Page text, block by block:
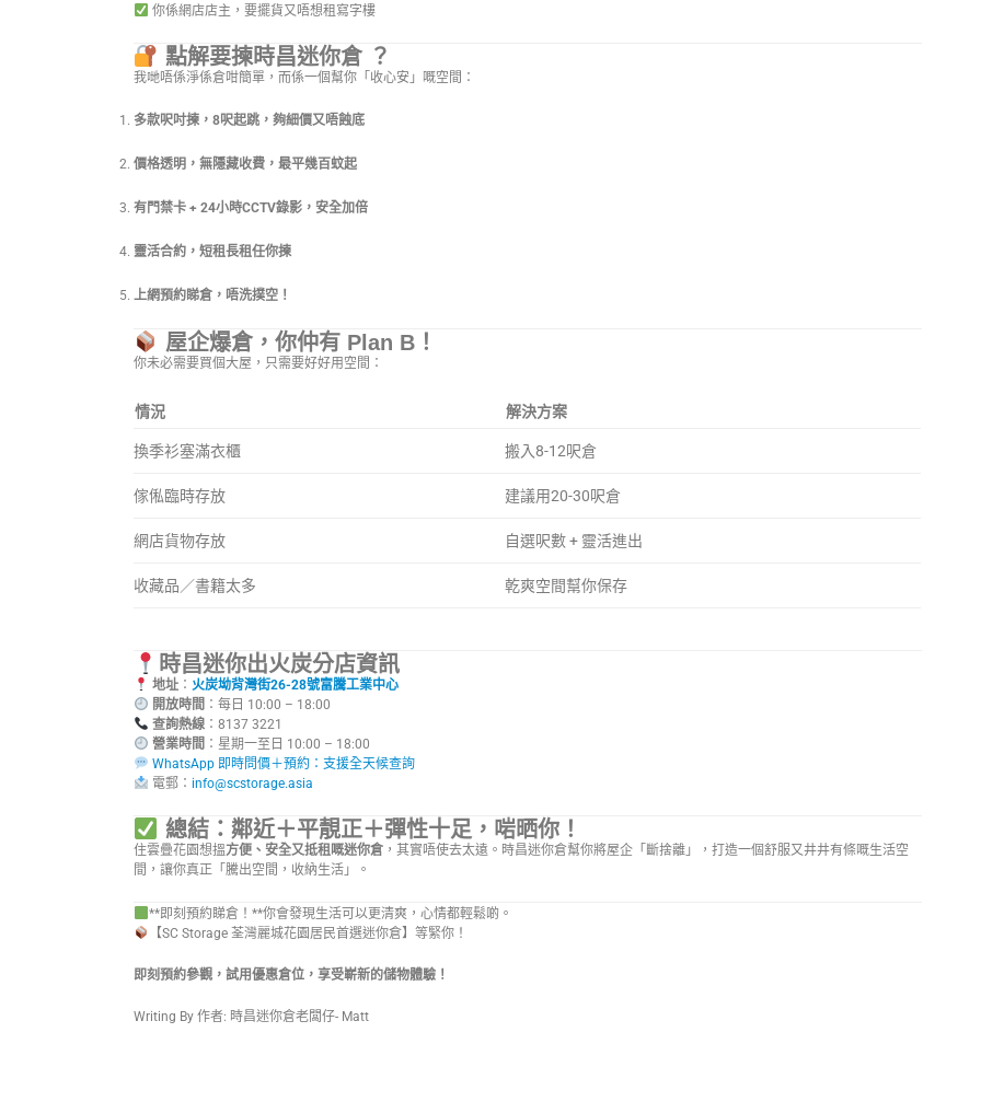
你係網店店主，要擺貨又唔想租寫字樓
點解要揀時昌迷你倉 ？
我哋唔係淨係倉咁簡單，而係一個幫你「收心安」嘅空間：
多款呎吋揀，8呎起跳，夠細價又唔蝕底
價格透明，無隱藏收費，最平幾百蚊起
有門禁卡 + 24小時CCTV錄影，安全加倍
靈活合約，短租長租任你揀
上網預約睇倉，唔洗撲空！
屋企爆倉，你仲有 Plan B！
你未必需要買個大屋，只需要好好用空間：
情況 解決方案
換季衫塞滿衣櫃 搬入8-12呎倉
傢俬臨時存放 建議用20-30呎倉
網店貨物存放 自選呎數 + 靈活進出
收藏品／書籍太多 乾爽空間幫你保存
時昌迷你出火炭分店資訊
地址： 火炭坳背灣街26-28號富騰工業中心
開放時間 ：每日 10:00 – 18:00
查詢熱線：8137 3221
營業時間 ：星期一至日 10:00 – 18:00
WhatsApp 即時問價＋預約：支援全天候查詢
電郵： info@scstorage.asia
總結：鄰近＋平靚正＋彈性十足，啱晒你！
住雲疊花園想搵方便、安全又抵租嘅迷你倉 ，其實唔使去太遠。時昌迷你倉幫你將屋企「斷捨離」，打造一個舒服又井井有條嘅生活空
間，讓你真正「騰出空間，收納生活」。
**即刻預約睇倉！**你會發現生活可以更清爽，心情都輕鬆啲。
【SC Storage 荃灣麗城花園居民首選迷你倉】等緊你！
即刻預約參觀，試用優惠倉位，享受嶄新的儲物體驗！
Writing By 作者: 時昌迷你倉老闆仔- Matt